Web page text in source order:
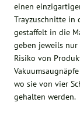
einen
Trayzuschnitte in
gestaffelt in die
geben jeweils
Risiko von
wo sie von vier
gehalten werden.